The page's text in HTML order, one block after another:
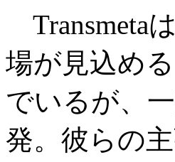
Transmeta
場が見込め
でいるが、
発。彼らの